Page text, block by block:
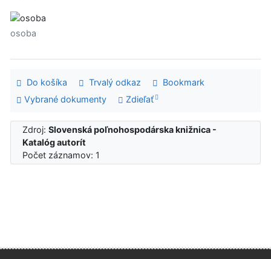
osoba
Do košíka Trvalý odkaz
Bookmark
Vybrané dokumenty
Zdieľať
Zdroj:Slovenská poľnohospodárska knižnica -
Katalóg autorít
Počet záznamov: 1